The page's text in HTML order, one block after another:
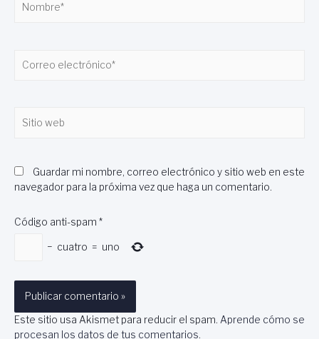
electrónico*
web
Guardar mi nombre, correo electrónico y sitio web en este
navegador para la próxima vez que haga un comentario.
Código anti-spam *
− cuatro = uno
Este sitio usa Akismet para reducir el spam. Aprende cómo se
procesan los datos de tus comentarios.